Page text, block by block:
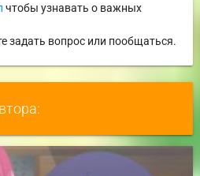
чтобы узнавать о важных
задать вопрос или пообщаться.